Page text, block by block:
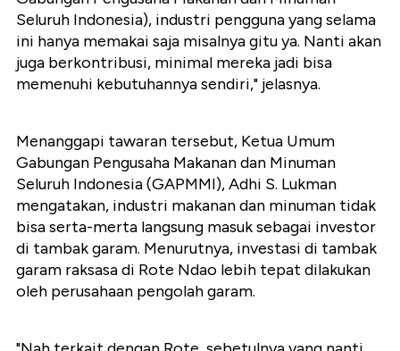
Seluruh Indonesia), industri pengguna yang selama
ini hanya memakai saja misalnya gitu ya. Nanti akan
juga berkontribusi, minimal mereka jadi bisa
memenuhi kebutuhannya sendiri," jelasnya.
Menanggapi tawaran tersebut, Ketua Umum
Gabungan Pengusaha Makanan dan Minuman
Seluruh Indonesia (GAPMMI), Adhi S. Lukman
mengatakan, industri makanan dan minuman tidak
bisa serta-merta langsung masuk sebagai investor
di tambak garam. Menurutnya, investasi di tambak
garam raksasa di Rote Ndao lebih tepat dilakukan
oleh perusahaan pengolah garam.